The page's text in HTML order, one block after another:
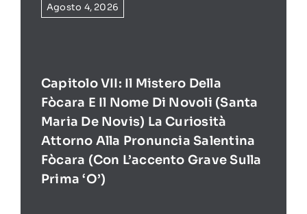
Agosto 4, 2026
Capitolo VII: Il Mistero Della
Fòcara E Il Nome Di Novoli (Santa
Maria De Novis) La Curiosità
Attorno Alla Pronuncia Salentina
Fòcara (con L’accento Grave Sulla
Prima ‘O’)